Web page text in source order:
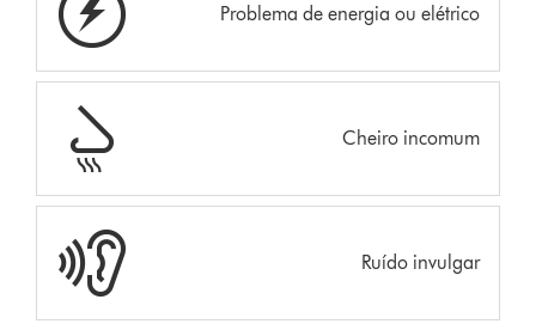
Problema de energia ou elétrico
Cheiro incomum
Ruído invulgar